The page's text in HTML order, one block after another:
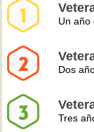
Un año
Dos
Tres